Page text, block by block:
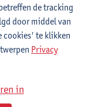
Premereur,
de Walle ,
de tracking
door middel van
cookies' te klikken
Privacy
in